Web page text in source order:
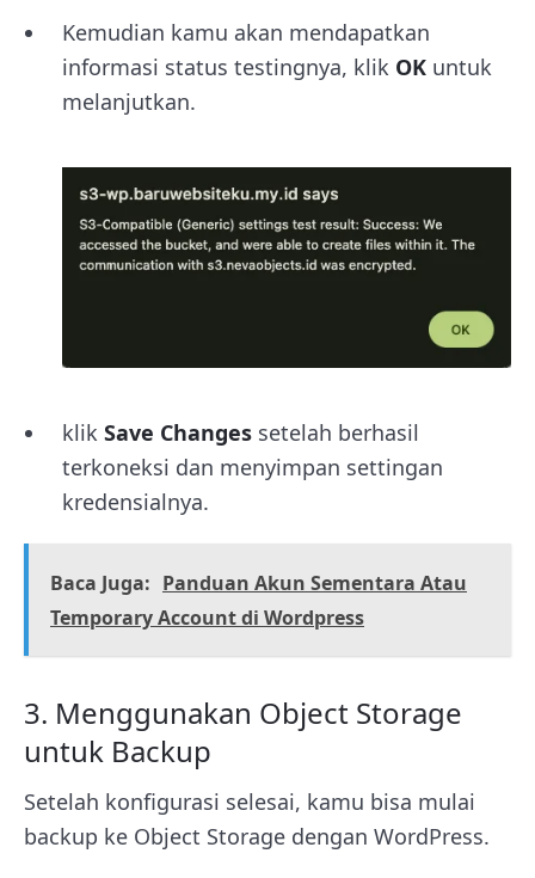
Kemudian kamu akan mendapatkan
informasi status testingnya, klik OK untuk
melanjutkan.
klik Save Changes setelah berhasil
terkoneksi dan menyimpan settingan
kredensialnya.
Baca Juga: Panduan Akun Sementara Atau
Temporary Account di Wordpress
3. Menggunakan Object Storage
untuk Backup
Setelah konfigurasi selesai, kamu bisa mulai
backup ke Object Storage dengan WordPress.